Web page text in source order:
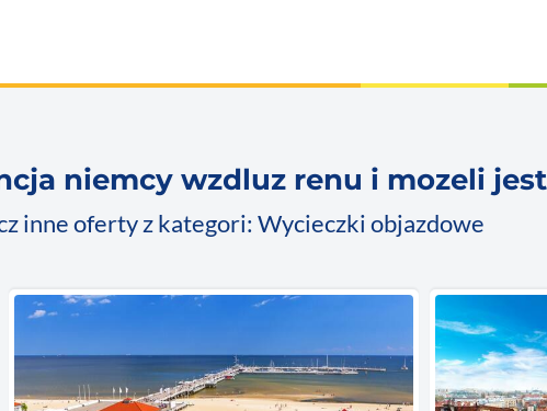
niemcy wzdluz renu i mozeli
inne oferty z kategori: Wycieczki objazdowe